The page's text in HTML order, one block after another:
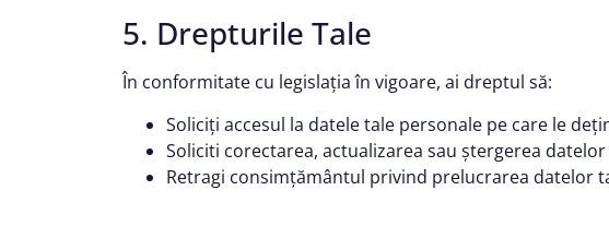
5. Drepturile Tale
În conformitate cu legislația în vigoare, ai dreptul să:
Soliciți accesul la datele tale personale pe care le
Soliciti corectarea, actualizarea sau ștergerea datelor
Retragi consimțământul privind prelucrarea datelor